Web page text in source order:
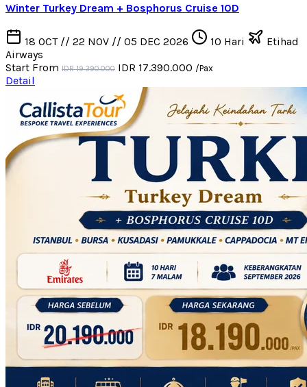
Winter Turkey Dream + Bosphorus Cruise 10D
18 OCT // 22 NOV // 05 DEC 2026 10 Hari
Etihad
Airways
Start From IDR 19.390.000 IDR 17.390.000 /Pax
Detail